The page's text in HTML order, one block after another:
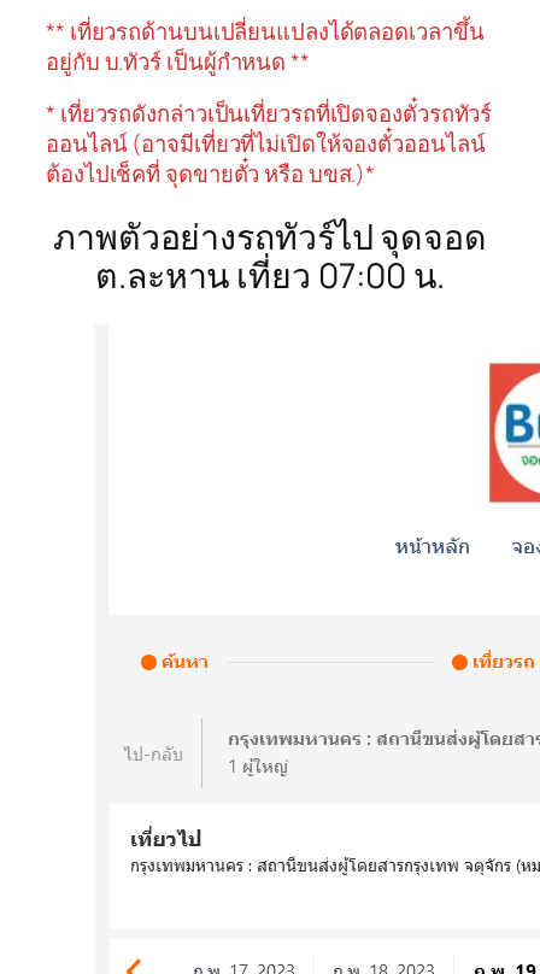
** เที่ยวรถด้านบนเปลี่ยนแปลงได้ตลอดเวลาขึ้น
อยู่กับ บ.ทัวร์ เป็นผู้กำหนด **
* เที่ยวรถดังกล่าวเป็นเที่ยวรถที่เปิดจองตั๋วรถทัวร์
ออนไลน์ (อาจมีเที่ยวที่ไม่เปิดให้จองตั๋วออนไลน์
ต้องไปเช็คที่ จุดขายตั๋ว หรือ บขส.)*
ภาพตัวอย่างรถทัวร์ไป จุดจอด
ต.ละหาน เที่ยว 07:00 น.